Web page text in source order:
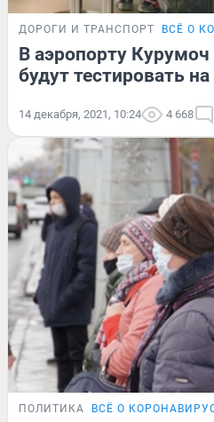
ДОРОГИ И ТРАНСПОРТ ВСЁ О
В аэропорту
будут тестировать
14 декабря, 2021, 10:24 4 668
ПОЛИТИКА ВСЁ О